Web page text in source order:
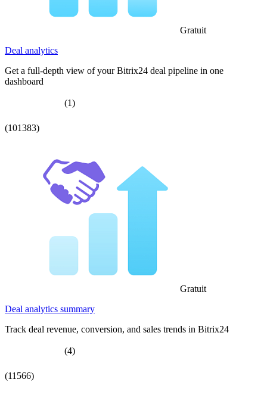
Gratuit
Deal analytics
Get a full-depth view of your Bitrix24 deal pipeline in one
dashboard
(1)
(101383)
Gratuit
Deal analytics summary
Track deal revenue, conversion, and sales trends in Bitrix24
(4)
(11566)